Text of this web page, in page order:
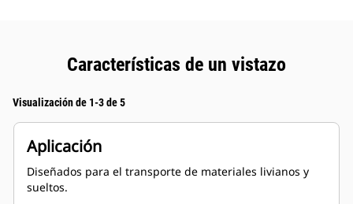
Características de un vistazo
Visualización de 1-3 de 5
Aplicación
Diseñados para el transporte de materiales livianos y
sueltos.